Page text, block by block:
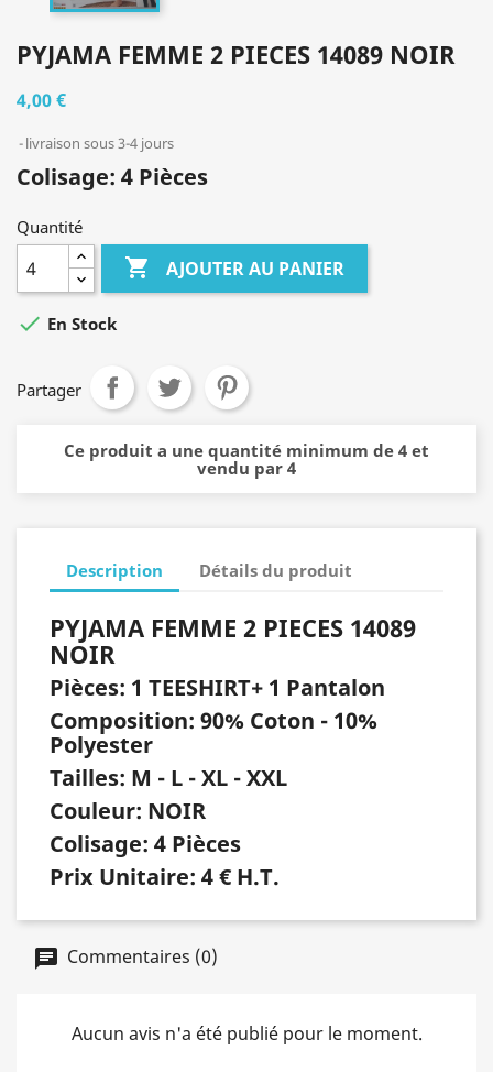
PYJAMA FEMME 2 PIECES 14089 NOIR
4,00 €
livraison sous 3-4 jours
Colisage: 4 Pièces
Quantité
 AJOUTER AU PANIER
 En Stock
Partager
Ce produit a une quantité minimum de 4 et
vendu par 4
Description Détails du produit
PYJAMA FEMME 2 PIECES 14089
NOIR
Pièces: 1 TEESHIRT+ 1 Pantalon
Composition: 90% Coton - 10%
Polyester
Tailles: M - L - XL - XXL
Couleur: NOIR
Colisage: 4 Pièces
Prix Unitaire: 4 € H.T.
Commentaires (0)
Aucun avis n'a été publié pour le moment.